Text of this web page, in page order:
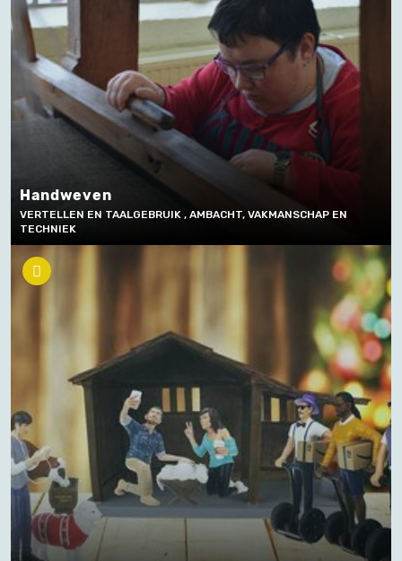
Handweven
VERTELLEN EN TAALGEBRUIK , AMBACHT, VAKMANSCHAP EN
TECHNIEK